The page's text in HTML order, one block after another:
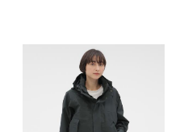
ジュニア／キッズ
メディカル